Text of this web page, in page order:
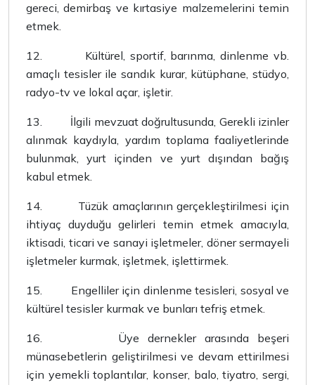
gereci, demirbaş ve kırtasiye malzemelerini temin
etmek.
12.
Kültürel, sportif, barınma, dinlenme vb.
amaçlı tesisler ile sandık kurar, kütüphane, stüdyo,
radyo-tv ve lokal açar, işletir.
13.
İlgili mevzuat doğrultusunda, Gerekli izinler
alınmak kaydıyla, yardım toplama faaliyetlerinde
bulunmak, yurt içinden ve yurt dışından bağış
kabul etmek.
14.
Tüzük amaçlarının gerçekleştirilmesi için
ihtiyaç duyduğu gelirleri temin etmek amacıyla,
iktisadi, ticari ve sanayi işletmeler, döner sermayeli
işletmeler kurmak, işletmek, işlettirmek.
15.
Engelliler için dinlenme tesisleri, sosyal ve
kültürel tesisler kurmak ve bunları tefriş etmek.
16.
Üye dernekler arasında beşeri
münasebetlerin geliştirilmesi ve devam ettirilmesi
için yemekli toplantılar, konser, balo, tiyatro, sergi,